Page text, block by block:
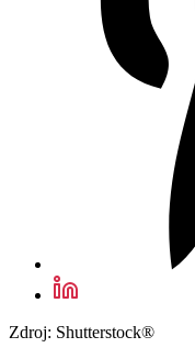
Zdroj: Shutterstock®